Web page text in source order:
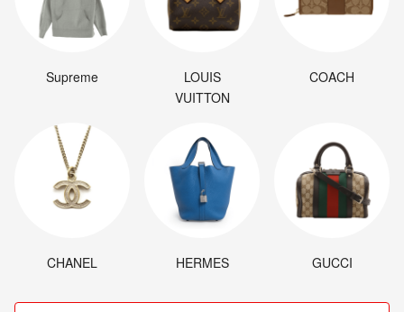
Supreme
LOUIS
VUITTON
COACH
CHANEL HERMES GUCCI